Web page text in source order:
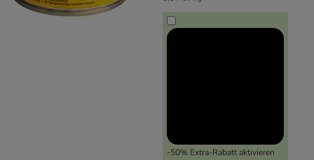
-50% Extra-Rabatt aktivieren